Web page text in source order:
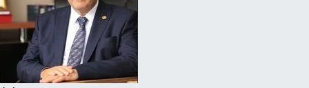
Resmi İlanlar